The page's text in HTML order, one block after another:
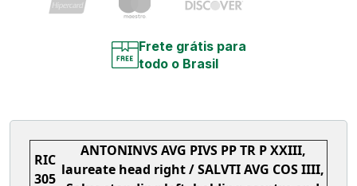
Frete grátis para
todo o Brasil
RIC
305
ANTONINVS AVG PIVS PP TR P XXIII,
laureate head right / SALVTI AVG COS IIII,